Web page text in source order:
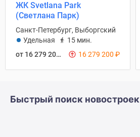
ЖК Svetlana Park
(Светлана Парк)
Санкт-Петербург, Выборгский
Удельная
15 мин.
от 16 279 200
16 279 200 ₽
Быстрый поиск новостроек